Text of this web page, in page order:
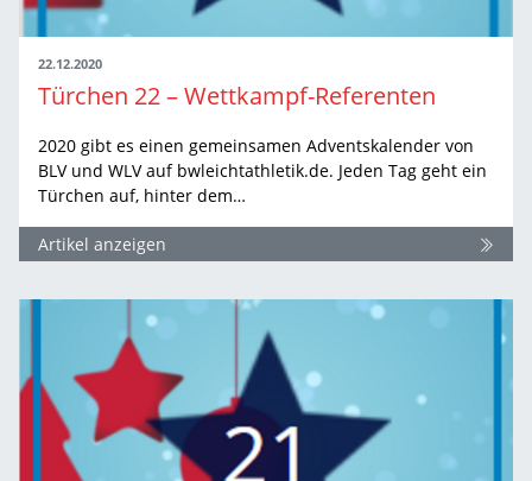
22.12.2020
Türchen 22 – Wettkampf-Referenten
2020 gibt es einen gemeinsamen Adventskalender von
BLV und WLV auf bwleichtathletik.de. Jeden Tag geht ein
Türchen auf, hinter dem…
Artikel anzeigen